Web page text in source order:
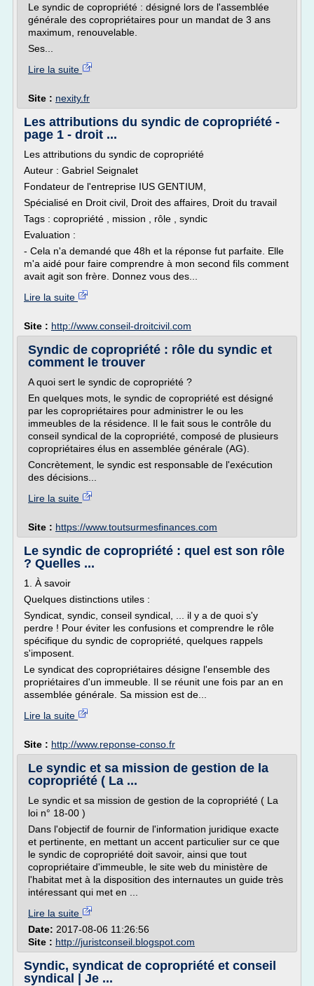
Le syndic de copropriété : désigné lors de l'assemblée
générale des copropriétaires pour un mandat de 3 ans
maximum, renouvelable.
Ses...
Lire la suite
Site : nexity.fr
Les attributions du syndic de copropriété -
page 1 - droit ...
Les attributions du syndic de copropriété
Auteur : Gabriel Seignalet
Fondateur de l'entreprise IUS GENTIUM,
Spécialisé en Droit civil, Droit des affaires, Droit du travail
Tags : copropriété , mission , rôle , syndic
Evaluation :
- Cela n'a demandé que 48h et la réponse fut parfaite. Elle
m'a aidé pour faire comprendre à mon second fils comment
avait agit son frère. Donnez vous des...
Lire la suite
Site : http://www.conseil-droitcivil.com
Syndic de copropriété : rôle du syndic et
comment le trouver
A quoi sert le syndic de copropriété ?
En quelques mots, le syndic de copropriété est désigné
par les copropriétaires pour administrer le ou les
immeubles de la résidence. Il le fait sous le contrôle du
conseil syndical de la copropriété, composé de plusieurs
copropriétaires élus en assemblée générale (AG).
Concrètement, le syndic est responsable de l'exécution
des décisions...
Lire la suite
Site : https://www.toutsurmesfinances.com
Le syndic de copropriété : quel est son rôle
? Quelles ...
1. À savoir
Quelques distinctions utiles :
Syndicat, syndic, conseil syndical, ... il y a de quoi s'y
perdre ! Pour éviter les confusions et comprendre le rôle
spécifique du syndic de copropriété, quelques rappels
s'imposent.
Le syndicat des copropriétaires désigne l'ensemble des
propriétaires d'un immeuble. Il se réunit une fois par an en
assemblée générale. Sa mission est de...
Lire la suite
Site : http://www.reponse-conso.fr
Le syndic et sa mission de gestion de la
copropriété ( La ...
Le syndic et sa mission de gestion de la copropriété ( La
loi n° 18-00 )
Dans l'objectif de fournir de l'information juridique exacte
et pertinente, en mettant un accent particulier sur ce que
le syndic de copropriété doit savoir, ainsi que tout
copropriétaire d'immeuble, le site web du ministère de
l'habitat met à la disposition des internautes un guide très
intéressant qui met en ...
Lire la suite
Date: 2017-08-06 11:26:56
Site : http://juristconseil.blogspot.com
Syndic, syndicat de copropriété et conseil
syndical | Je ...